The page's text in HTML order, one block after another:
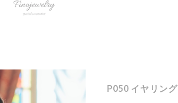
P050 イヤリング